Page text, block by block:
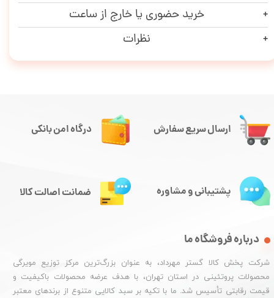
خرید حضوری یا خارج از ساعت
نظرات
ارسال سریع سفارش
درباره فروشگاه ما
شرکت پخش کالا گستر مهرداد، به عنوان بزرگ‌ترین مرکز توزیع مویرگی
محصولات پروتئینی در استان تهران، با هدف عرضه محصولات باکیفیت و
قیمت رقابتی تأسیس شد. ما با تکیه بر سبد کالایی متنوع از برندهای معتبر
درگاه امن بانکی
پشتیبانی و مشاوره ضمانت اصالت کالا